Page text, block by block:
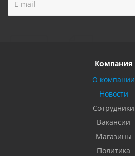
Компания
О компании
Новости
Сотрудники
Вакансии
Магазины
Политика